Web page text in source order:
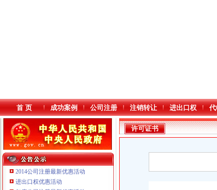
首 页 成功案例 公司注册 注销转让 进出口权
2014公司注册最新优惠活动
进出口权优惠活动
许可证书